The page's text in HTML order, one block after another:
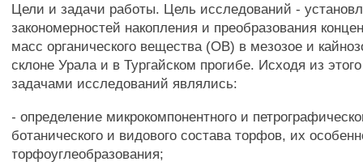
Цели и задачи работы. Цель исследований -
закономерностей накопления и преобразования
масс органического вещества (ОВ) в мезозое и
склоне Урала и в Тургайском прогибе. Исходя из
задачами исследований являлись:
- определение микрокомпонентного и
ботанического и видового состава торфов, их
торфоуглеобразования;